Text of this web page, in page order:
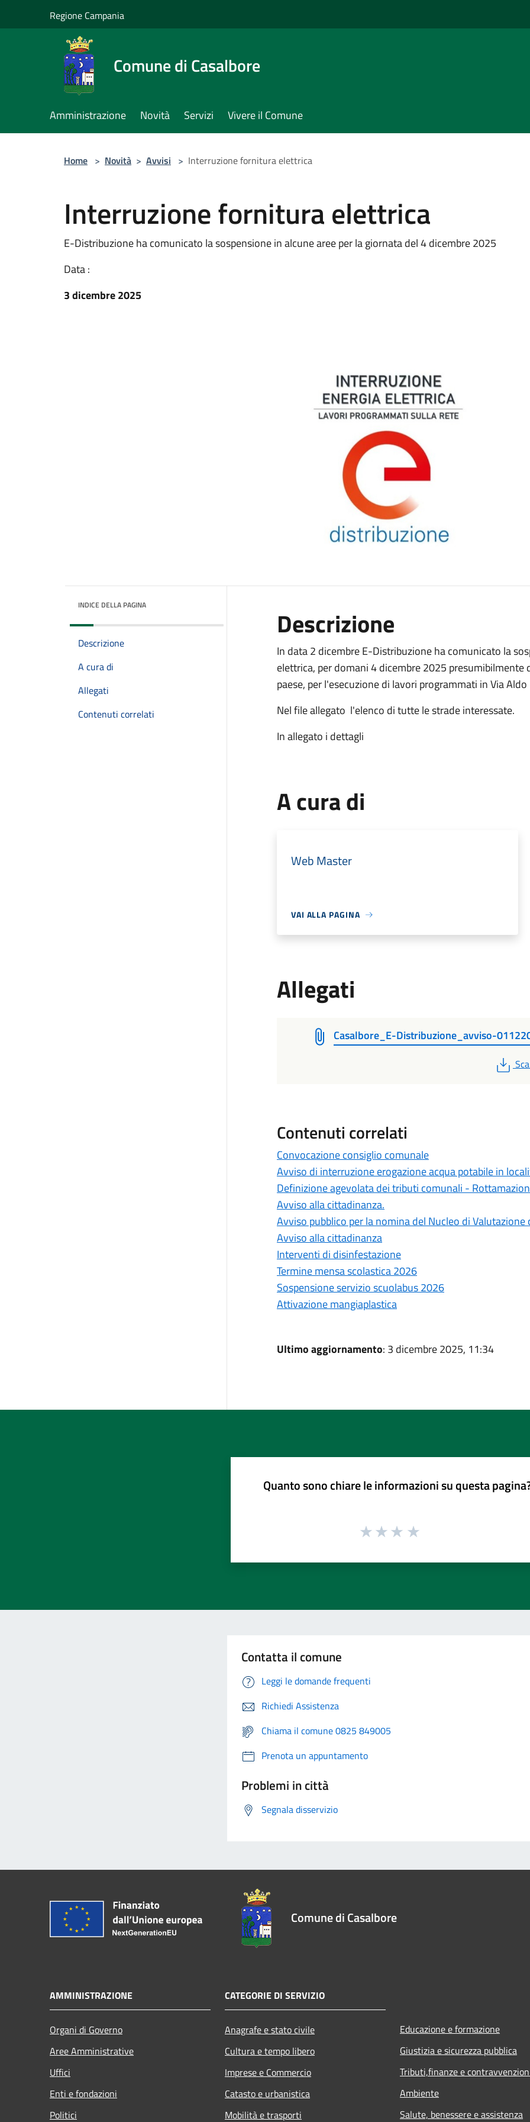
Regione Campania
Comune di Casalbore
Amministrazione Novità Servizi Vivere il Comune
Home > Novità > Avvisi > Interruzione fornitura elettrica
Interruzione fornitura elettrica
E-Distribuzione ha comunicato la sospensione in alcune aree per la giornata del 4 dicembre 2025
Data :
3 dicembre 2025
INDICE DELLA PAGINA
Descrizione
A cura di
Allegati
Contenuti correlati
Descrizione
In data 2 dicembre E-Distribuzione ha comunicato la
elettrica, per domani 4 dicembre 2025
paese, per l'esecuzione di lavori programmati in Via
Nel file allegato l'elenco di tutte le strade interessate.
In allegato i dettagli
A cura di
Web Master
VAI ALLA PAGINA
Allegati
Casalbore_E-Distribuzione_avviso-
PDF
Contenuti correlati
Convocazione consiglio comunale
Avviso di interruzione erogazione acqua potabile in
Definizione agevolata dei tributi comunali -
Avviso alla cittadinanza.
Avviso pubblico per la nomina del Nucleo di
Avviso alla cittadinanza
Interventi di disinfestazione
Termine mensa scolastica 2026
Sospensione servizio scuolabus 2026
Attivazione mangiaplastica
Ultimo aggiornamento: 3 dicembre 2025, 11:34
Quanto sono chiare le informazioni su questa
Contatta il comune
Leggi le domande frequenti
Richiedi Assistenza
Chiama il comune 0825 849005
Prenota un appuntamento
Problemi in città
Segnala disservizio
Comune di Casalbore
AMMINISTRAZIONE
Organi di Governo
Aree Amministrative
Uffici
Enti e fondazioni
Politici
CATEGORIE DI SERVIZIO
Anagrafe e stato civile
Cultura e tempo libero
Imprese e Commercio
Catasto e urbanistica
Mobilità e trasporti
Educazione e formazione
Giustizia e sicurezza pubblica
Tributi,finanze e
Ambiente
Salute, benessere e assistenza